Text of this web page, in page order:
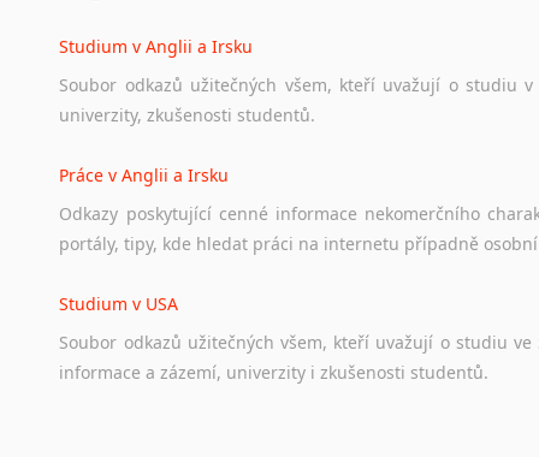
Studium v Anglii a Irsku
Soubor odkazů užitečných všem, kteří uvažují o studiu v
univerzity, zkušenosti studentů.
Práce v Anglii a Irsku
Odkazy poskytující cenné informace nekomerčního
portály, tipy, kde hledat práci na internetu případně osobní
Studium v USA
Soubor odkazů užitečných všem, kteří uvažují o studiu ve
informace a zázemí, univerzity i zkušenosti studentů.